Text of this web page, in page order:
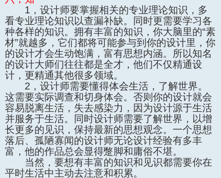
1，设计师要掌握相关的专业理论知识，多
看专业理论知识以查漏补缺。同时更需要学习各
种各样的知识。拥有丰富的知识，你大脑里的“素
材”就越多，它们都将可能参与到你的设计里，你
的设计才会生动饱满，富有思想内涵。所以知名
的设计大师们往往都是全才，他们不仅精通设
计，更精通其他很多领域。
2，设计师需要懂得体会生活，了解世界。
这需要实际调查和切身体会。否则你的设计就会
容易脱离生活，失去感染力，因为设计源于生活
并服务于生活。同时设计师需要了解世界，以增
长更多的见识，保持最新的思想观念。一个思想
落后、孤陋寡闻的设计师无论设计经验有多丰
富，他的作品总会显得蹩脚和庸俗不堪。
当然，要想有丰富的知识和见识都需要你在
平时生活中主动去注意和积累。